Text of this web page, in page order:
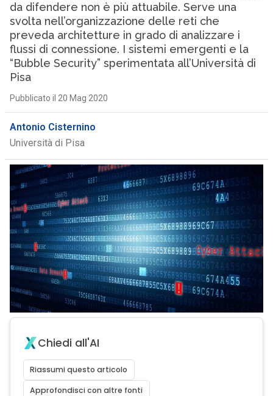
da difendere non è più attuabile. Serve una
svolta nell’organizzazione delle reti che
preveda architetture in grado di analizzare i
flussi di connessione. I sistemi emergenti e la
“Bubble Security” sperimentata all’Università di
Pisa
Pubblicato il 20 Mag 2020
Antonio Cisternino
Università di Pisa
Chiedi all'AI
Riassumi questo articolo
Approfondisci con altre fonti